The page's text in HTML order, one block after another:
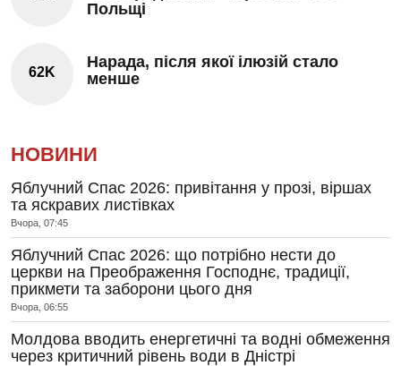
Польщі
62K
Нарада, після якої ілюзій стало
менше
НОВИНИ
Яблучний Спас 2026: привітання у прозі, віршах
та яскравих листівках
Вчора, 07:45
Яблучний Спас 2026: що потрібно нести до
церкви на Преображення Господнє, традиції,
прикмети та заборони цього дня
Вчора, 06:55
Молдова вводить енергетичні та водні обмеження
через критичний рівень води в Дністрі